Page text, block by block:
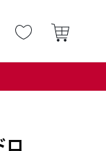
ロ